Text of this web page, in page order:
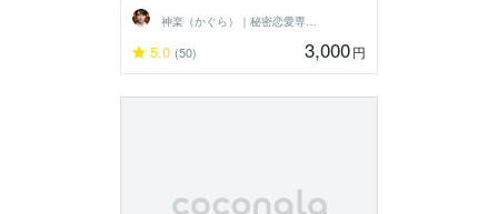
神楽（かぐら）｜秘密恋愛専門鑑定士
5.0 (50) 3,000円